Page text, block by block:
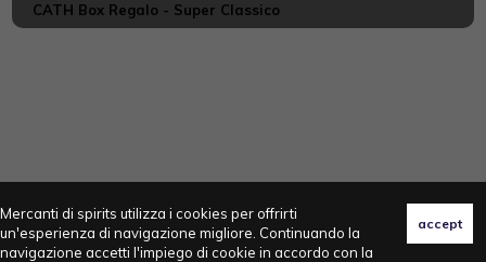
Mercanti di spirits utilizza i cookies per offrirti
un'esperienza di navigazione migliore. Continuando la
navigazione accetti l'impiego di cookie in accordo con la
CATH Box Regalo - Super Classico